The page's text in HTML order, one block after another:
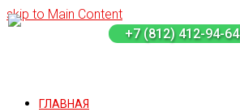
+7 (812) 412-94-64
skip to Main Content
ГЛАВНАЯ